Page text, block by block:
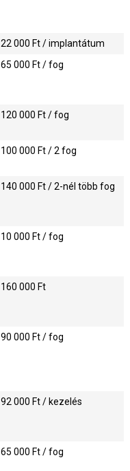
22 000 Ft / implantátum
65 000 Ft / fog
120 000 Ft / fog
100 000 Ft / 2 fog
140 000 Ft / 2-nél több fog
10 000 Ft / fog
160 000 Ft
90 000 Ft / fog
92 000 Ft / kezelés
65 000 Ft / fog